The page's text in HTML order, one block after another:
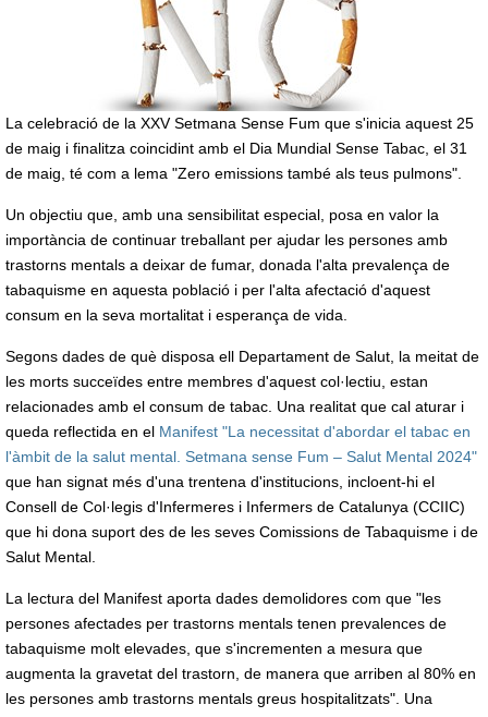
La celebració de la XXV Setmana Sense Fum que s'inicia aquest 25
de maig i finalitza coincidint amb el Dia Mundial Sense Tabac, el 31
de maig, té com a lema "Zero emissions també als teus pulmons".
Un objectiu que, amb una sensibilitat especial, posa en valor la
importància de continuar treballant per ajudar les persones amb
trastorns mentals a deixar de fumar, donada l'alta prevalença de
tabaquisme en aquesta població i per l'alta afectació d'aquest
consum en la seva mortalitat i esperança de vida.
Segons dades de què disposa ell Departament de Salut, la meitat de
les morts succeïdes entre membres d'aquest col·lectiu, estan
relacionades amb el consum de tabac. Una realitat que cal aturar i
queda reflectida en el Manifest "La necessitat d'abordar el tabac en
l'àmbit de la salut mental. Setmana sense Fum – Salut Mental 2024"
que han signat més d'una trentena d'institucions, incloent-hi el
Consell de Col·legis d'Infermeres i Infermers de Catalunya (CCIIC)
que hi dona suport des de les seves Comissions de Tabaquisme i de
Salut Mental.
La lectura del Manifest aporta dades demolidores com que "les
persones afectades per trastorns mentals tenen prevalences de
tabaquisme molt elevades, que s'incrementen a mesura que
augmenta la gravetat del trastorn, de manera que arriben al 80% en
les persones amb trastorns mentals greus hospitalitzats". Una